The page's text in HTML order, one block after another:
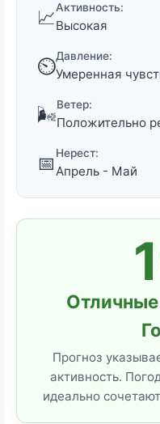
📈Активность:
Высокая
⏲️Давление:
Умеренная
🌬️Ветер:
Положительно
📅 Нерест:
Апрель - Май
Прогноз
активность.
идеально